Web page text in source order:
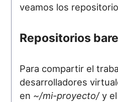
veamos los
Repositorios bare
Para compartir el
desarrolladores
en ~/mi-proyecto/y el